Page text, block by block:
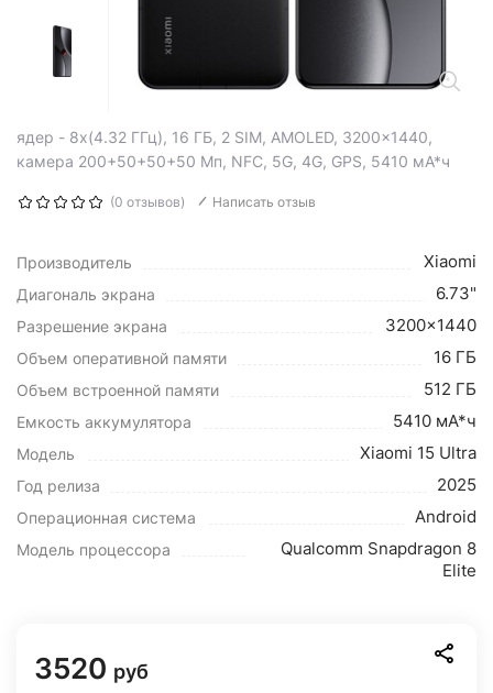
ядер - 8x(4.32 ГГц), 16 ГБ, 2 SIM, AMOLED, 3200x1440,
камера 200+50+50+50 Мп, NFC, 5G, 4G, GPS, 5410 мА*ч
(0 отзывов) Написать отзыв
Производитель Xiaomi
Диагональ экрана 6.73"
Разрешение экрана 3200x1440
Объем оперативной памяти 16 ГБ
Объем встроенной памяти 512 ГБ
Емкость аккумулятора 5410 мА*ч
Модель Xiaomi 15 Ultra
Год релиза 2025
Операционная система Android
Модель процессора
Qualcomm Snapdragon 8
Elite
3520 руб